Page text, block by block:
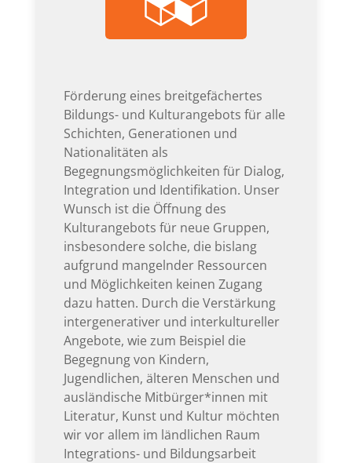
Förderung eines breitgefächertes
Bildungs- und Kulturangebots für alle
Schichten, Generationen und
Nationalitäten als
Begegnungsmöglichkeiten für Dialog,
Integration und Identifikation. Unser
Wunsch ist die Öffnung des
Kulturangebots für neue Gruppen,
insbesondere solche, die bislang
aufgrund mangelnder Ressourcen
und Möglichkeiten keinen Zugang
dazu hatten. Durch die Verstärkung
intergenerativer und interkultureller
Angebote, wie zum Beispiel die
Begegnung von Kindern,
Jugendlichen, älteren Menschen und
ausländische Mitbürger*innen mit
Literatur, Kunst und Kultur möchten
wir vor allem im ländlichen Raum
Integrations- und Bildungsarbeit